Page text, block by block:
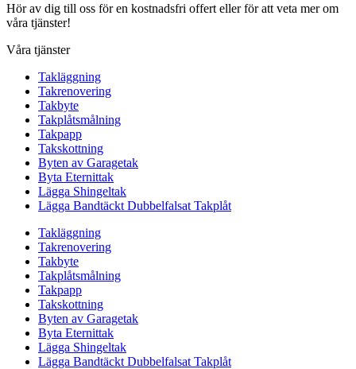
Hör av dig till oss för en kostnadsfri offert eller för att veta mer om
våra tjänster!
Våra tjänster
Takläggning
Takrenovering
Takbyte
Takplåtsmålning
Takpapp
Takskottning
Byten av Garagetak
Byta Eternittak
Lägga Shingeltak
Lägga Bandtäckt Dubbelfalsat Takplåt
Takläggning
Takrenovering
Takbyte
Takplåtsmålning
Takpapp
Takskottning
Byten av Garagetak
Byta Eternittak
Lägga Shingeltak
Lägga Bandtäckt Dubbelfalsat Takplåt